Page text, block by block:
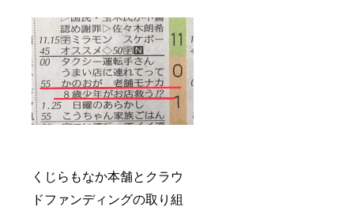
くじらもなか本舗とクラウ
ドファンディングの取り組